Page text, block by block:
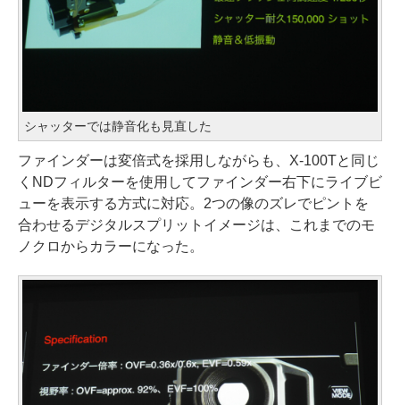
シャッターでは静音化も見直した
ファインダーは変倍式を採用しながらも、X-100Tと同じ
くNDフィルターを使用してファインダー右下にライブビ
ューを表示する方式に対応。2つの像のズレでピントを
合わせるデジタルスプリットイメージは、これまでのモ
ノクロからカラーになった。